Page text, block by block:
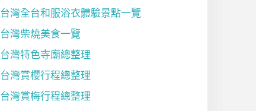
台灣全台和服浴衣體驗景點一覽
台灣柴燒美食一覽
台灣特色寺廟總整理
台灣賞櫻行程總整理
台灣賞梅行程總整理